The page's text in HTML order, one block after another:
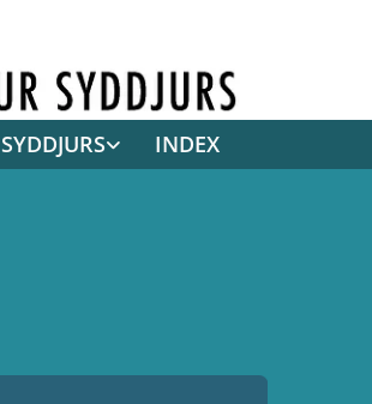
SYDDJURS INDEX